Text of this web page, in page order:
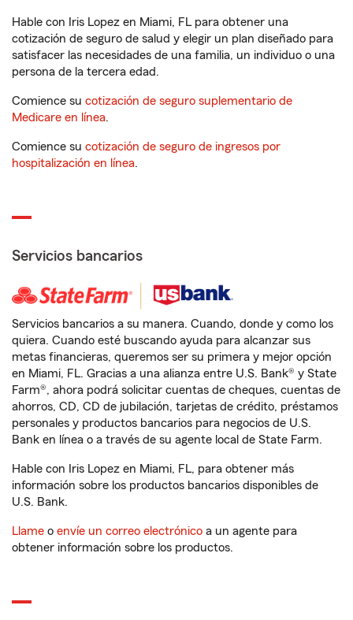
Hable con Iris Lopez en Miami, FL para obtener una
cotización de seguro de salud y elegir un plan diseñado para
satisfacer las necesidades de una familia, un individuo o una
persona de la tercera edad.
Comience su cotización de seguro suplementario de
Medicare en línea.
Comience su cotización de seguro de ingresos por
hospitalización en línea.
Servicios bancarios
Servicios bancarios a su manera. Cuando, donde y como los
quiera. Cuando esté buscando ayuda para alcanzar sus
metas financieras, queremos ser su primera y mejor opción
en Miami, FL. Gracias a una alianza entre U.S. Bank® y State
Farm®, ahora podrá solicitar cuentas de cheques, cuentas de
ahorros, CD, CD de jubilación, tarjetas de crédito, préstamos
personales y productos bancarios para negocios de U.S.
Bank en línea o a través de su agente local de State Farm.
Hable con Iris Lopez en Miami, FL, para obtener más
información sobre los productos bancarios disponibles de
U.S. Bank.
Llame o envíe un correo electrónico a un agente para
obtener información sobre los productos.